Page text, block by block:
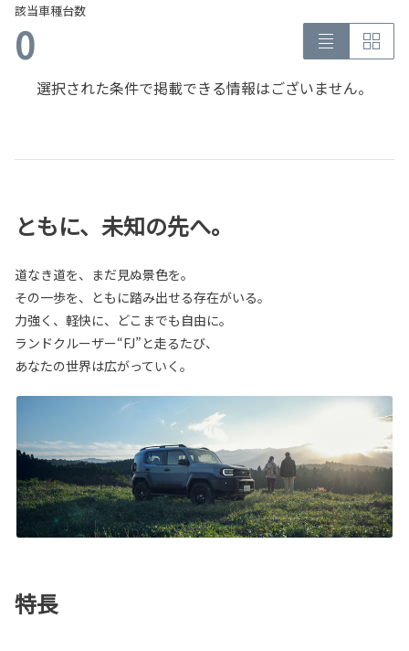
該当車種台数
0
選択された条件で掲載できる情報はございません。
ともに、未知の先へ。
道なき道を、まだ見ぬ景色を。
その一歩を、ともに踏み出せる存在がいる。
力強く、軽快に、どこまでも自由に。
ランドクルーザー“FJ”と走るたび、
あなたの世界は広がっていく。
特長